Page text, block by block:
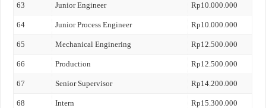
63 Junior Engineer Rp10.000.000
64 Junior Process Engineer Rp10.000.000
65 Mechanical Enginering Rp12.500.000
66 Production Rp12.500.000
67 Senior Supervisor Rp14.200.000
68 Intern Rp15.300.000